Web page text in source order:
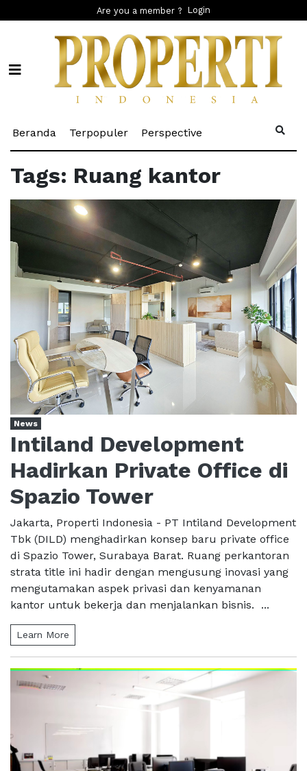
Are you a member ? Login
Beranda (current)
Terpopuler(current)
Perspective
Tags: Ruang kantor
News
Intiland Development
Hadirkan Private Office di
Spazio Tower
Jakarta, Properti Indonesia - PT Intiland Development
Tbk (DILD) menghadirkan konsep baru private office
di Spazio Tower, Surabaya Barat. Ruang perkantoran
strata title ini hadir dengan mengusung inovasi yang
mengutamakan aspek privasi dan kenyamanan
kantor untuk bekerja dan menjalankan bisnis. ...
Learn More